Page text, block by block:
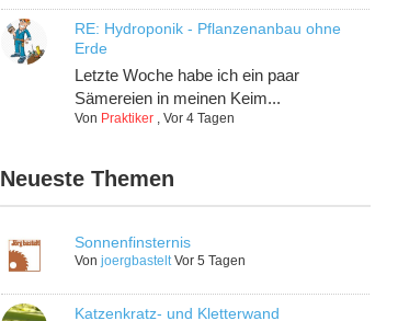
RE: Hydroponik - Pflanzenanbau ohne
Erde
Letzte Woche habe ich ein paar
Sämereien in meinen Keim...
Von Praktiker ,Vor 4 Tagen
Neueste Themen
Sonnenfinsternis
Vonjoergbastelt Vor 5 Tagen
Katzenkratz- und Kletterwand